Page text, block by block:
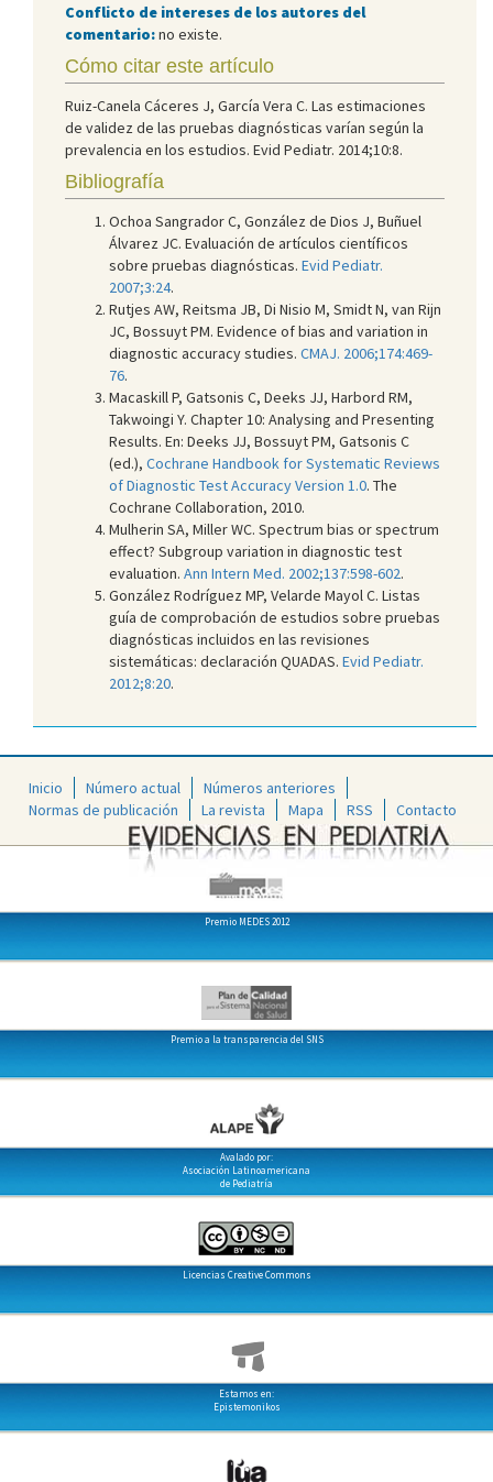
Conflicto de intereses de los autores del
comentario:no existe.
Cómo citar este artículo
Ruiz-Canela Cáceres J, García Vera C. Las estimaciones
de validez de las pruebas diagnósticas varían según la
prevalencia en los estudios. Evid Pediatr. 2014;10:8.
Bibliografía
Ochoa Sangrador C, González de Dios J, Buñuel
Álvarez JC. Evaluación de artículos científicos
sobre pruebas diagnósticas. Evid Pediatr.
2007;3:24.
Rutjes AW, Reitsma JB, Di Nisio M, Smidt N, van Rijn
JC, Bossuyt PM. Evidence of bias and variation in
diagnostic accuracy studies. CMAJ. 2006;174:469-
76.
Macaskill P, Gatsonis C, Deeks JJ, Harbord RM,
Takwoingi Y. Chapter 10: Analysing and Presenting
Results. En: Deeks JJ, Bossuyt PM, Gatsonis C
(ed.), Cochrane Handbook for Systematic Reviews
of Diagnostic Test Accuracy Version 1.0. The
Cochrane Collaboration, 2010.
Mulherin SA, Miller WC. Spectrum bias or spectrum
effect? Subgroup variation in diagnostic test
evaluation. Ann Intern Med. 2002;137:598-602.
González Rodríguez MP, Velarde Mayol C. Listas
guía de comprobación de estudios sobre pruebas
diagnósticas incluidos en las revisiones
sistemáticas: declaración QUADAS. Evid Pediatr.
2012;8:20.
Inicio Número actual
Números anteriores
Normas de publicación
La revista Mapa RSS Contacto
Premio MEDES 2012
Premio a la transparencia del SNS
Avalado por:
Asociación Latinoamericana
de Pediatría
Licencias Creative Commons
Estamos en:
Epistemonikos